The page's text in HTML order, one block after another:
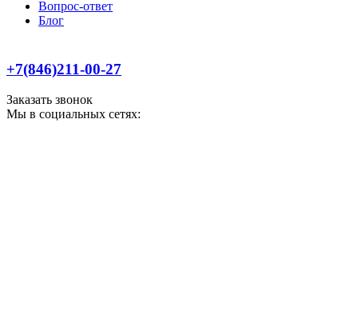
Вопрос-ответ
Блог
+7(846)211-00-27
Заказать звонок
Мы в социальных сетях: